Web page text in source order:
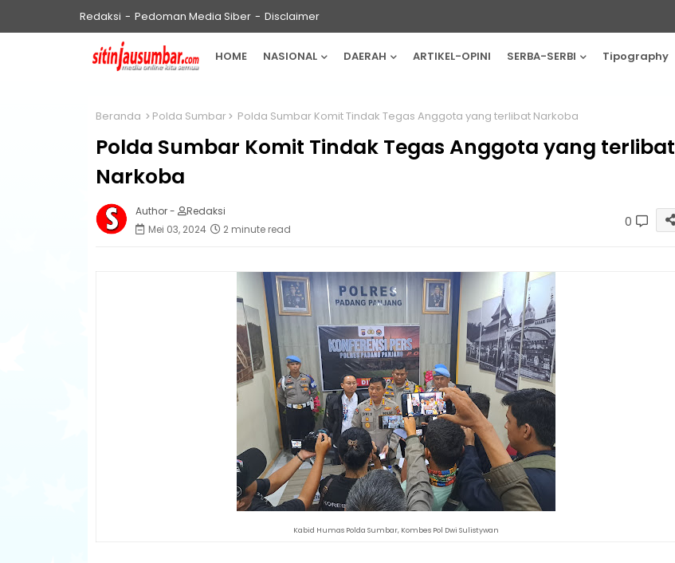
Redaksi Pedoman Media Siber Disclaimer
HOME NASIONAL DAERAH ARTIKEL-OPINI SERBA-SERBI Tipography
Beranda Polda Sumbar Polda Sumbar Komit Tindak Tegas Anggota yang terlibat Narkoba
Polda Sumbar Komit Tindak Tegas Anggota yang terlibat
Narkoba
Author -
Redaksi
Mei 03, 2024
2 minute read 0
Kabid Humas Polda Sumbar, Kombes Pol Dwi Sulistywan